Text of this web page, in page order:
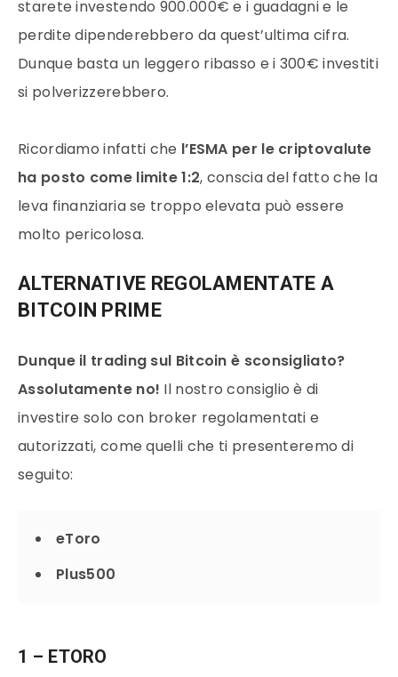
starete investendo 900.000€ e i guadagni e le
perdite dipenderebbero da quest’ultima cifra.
Dunque basta un leggero ribasso e i 300€ investiti
si polverizzerebbero.
Ricordiamo infatti che l’ESMA per le criptovalute
ha posto come limite 1:2, conscia del fatto che la
leva finanziaria se troppo elevata può essere
molto pericolosa.
ALTERNATIVE REGOLAMENTATE A
BITCOIN PRIME
Dunque il trading sul Bitcoin è sconsigliato?
Assolutamente no! Il nostro consiglio è di
investire solo con broker regolamentati e
autorizzati, come quelli che ti presenteremo di
seguito:
eToro
Plus500
1 – ETORO